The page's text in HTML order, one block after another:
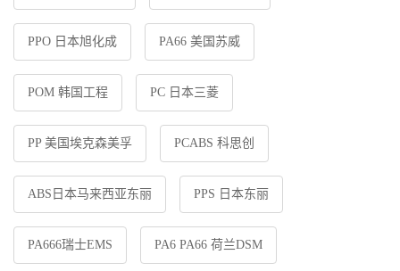
PPO 日本旭化成 PA66 美国苏威
POM 韩国工程 PC 日本三菱
PP 美国埃克森美孚 PCABS 科思创
ABS日本马来西亚东丽 PPS 日本东丽
PA666瑞士EMS PA6 PA66 荷兰DSM